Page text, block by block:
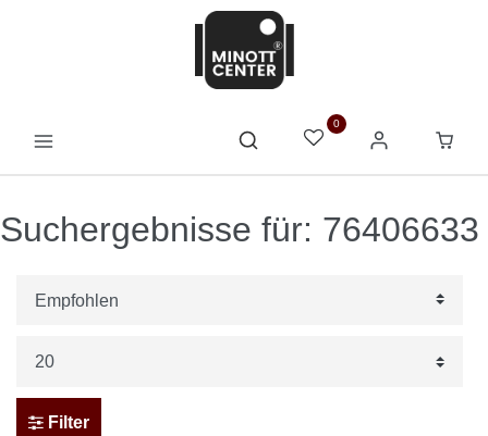
0
Suchergebnisse für: 76406633
Filter